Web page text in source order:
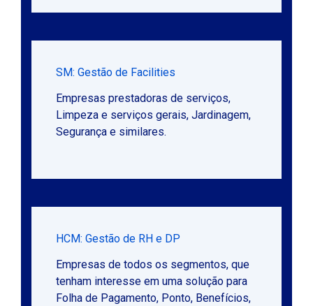
SM: Gestão de Facilities
Empresas prestadoras de serviços,
Limpeza e serviços gerais, Jardinagem,
Segurança e similares.
HCM: Gestão de RH e DP
Empresas de todos os segmentos, que
tenham interesse em uma solução para
Folha de Pagamento, Ponto, Benefícios,